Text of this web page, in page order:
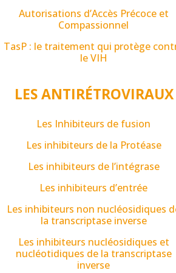
Autorisations d’Accès Précoce et
Compassionnel
TasP : le traitement qui protège
le VIH
LES ANTIRÉTROVIRAUX
Les Inhibiteurs de fusion
Les inhibiteurs de la Protéase
Les inhibiteurs de l’intégrase
Les inhibiteurs d’entrée
Les inhibiteurs non nucléosidiques
la transcriptase inverse
Les inhibiteurs nucléosidiques et
nucléotidiques de la transcriptase
inverse